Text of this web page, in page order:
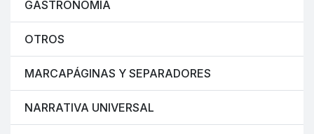
GASTRONOMÍA
OTROS
MARCAPÁGINAS Y SEPARADORES
NARRATIVA UNIVERSAL